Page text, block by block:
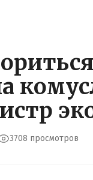
3708 просмотров